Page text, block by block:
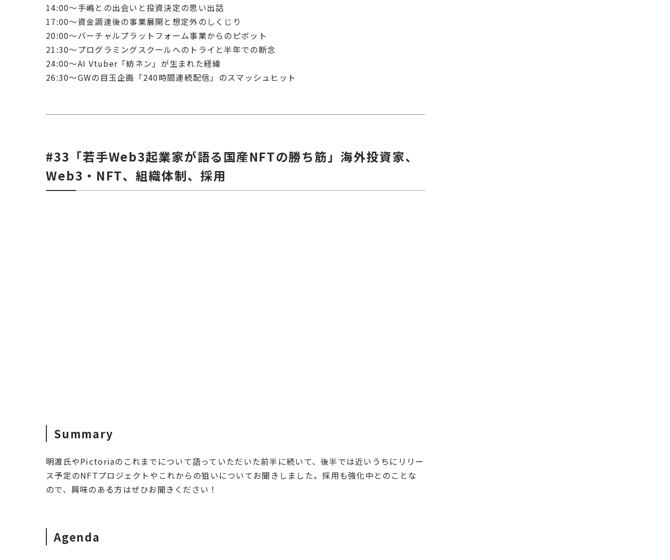
14:00〜手嶋との出会いと投資決定の思い出話
17:00〜資金調達後の事業展開と想定外のしくじり
20:00〜バーチャルプラットフォーム事業からのピボット
21:30〜プログラミングスクールへのトライと半年での断念
24:00〜AI Vtuber「紡ネン」が生まれた経緯
26:30〜GWの目玉企画「240時間連続配信」のスマッシュヒット
#33「若手Web3起業家が語る国産NFTの勝ち筋」海外投資家、
Web3・NFT、組織体制、採用
Summary
明渡氏やPictoriaのこれまでについて語っていただいた前半に続いて、後半では近いうちにリリー
ス予定のNFTプロジェクトやこれからの狙いについてお聞きしました。採用も強化中とのことな
ので、興味のある方はぜひお聞きください！
Agenda